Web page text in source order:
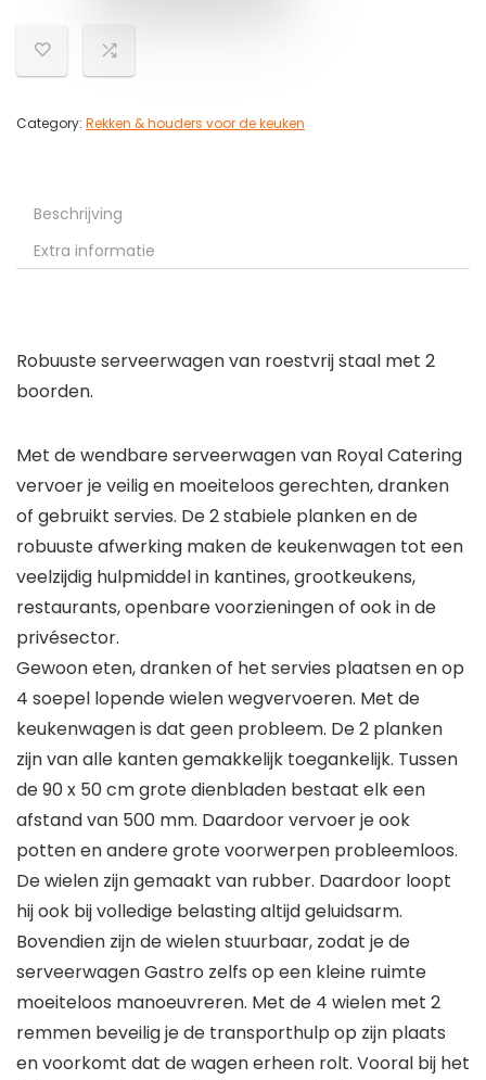
Category: Rekken & houders voor de keuken
Beschrijving
Extra informatie
Robuuste serveerwagen van roestvrij staal met 2
boorden.
Met de wendbare serveerwagen van Royal Catering
vervoer je veilig en moeiteloos gerechten, dranken
of gebruikt servies. De 2 stabiele planken en de
robuuste afwerking maken de keukenwagen tot een
veelzijdig hulpmiddel in kantines, grootkeukens,
restaurants, openbare voorzieningen of ook in de
privésector.
Gewoon eten, dranken of het servies plaatsen en op
4 soepel lopende wielen wegvervoeren. Met de
keukenwagen is dat geen probleem. De 2 planken
zijn van alle kanten gemakkelijk toegankelijk. Tussen
de 90 x 50 cm grote dienbladen bestaat elk een
afstand van 500 mm. Daardoor vervoer je ook
potten en andere grote voorwerpen probleemloos.
De wielen zijn gemaakt van rubber. Daardoor loopt
hij ook bij volledige belasting altijd geluidsarm.
Bovendien zijn de wielen stuurbaar, zodat je de
serveerwagen Gastro zelfs op een kleine ruimte
moeiteloos manoeuvreren. Met de 4 wielen met 2
remmen beveilig je de transporthulp op zijn plaats
en voorkomt dat de wagen erheen rolt. Vooral bij het